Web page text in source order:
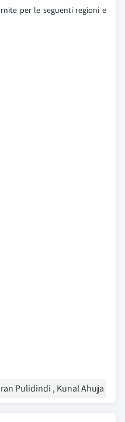
per le seguenti regioni e
Pulidindi , Kunal Ahuja